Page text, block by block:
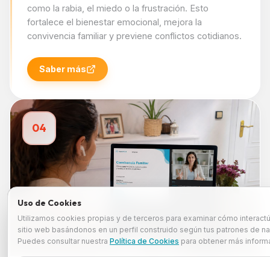
como la rabia, el miedo o la frustración. Esto
fortalece el bienestar emocional, mejora la
convivencia familiar y previene conflictos cotidianos.
Saber más
04
Uso de Cookies
Utilizamos cookies propias y de terceros para examinar cómo
sitio web basándonos en un perfil construido según tus patrones de
Puedes consultar nuestra Política de Cookies para obtener más